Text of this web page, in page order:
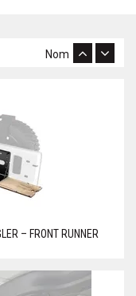
Nom
– FRONT RUNNER